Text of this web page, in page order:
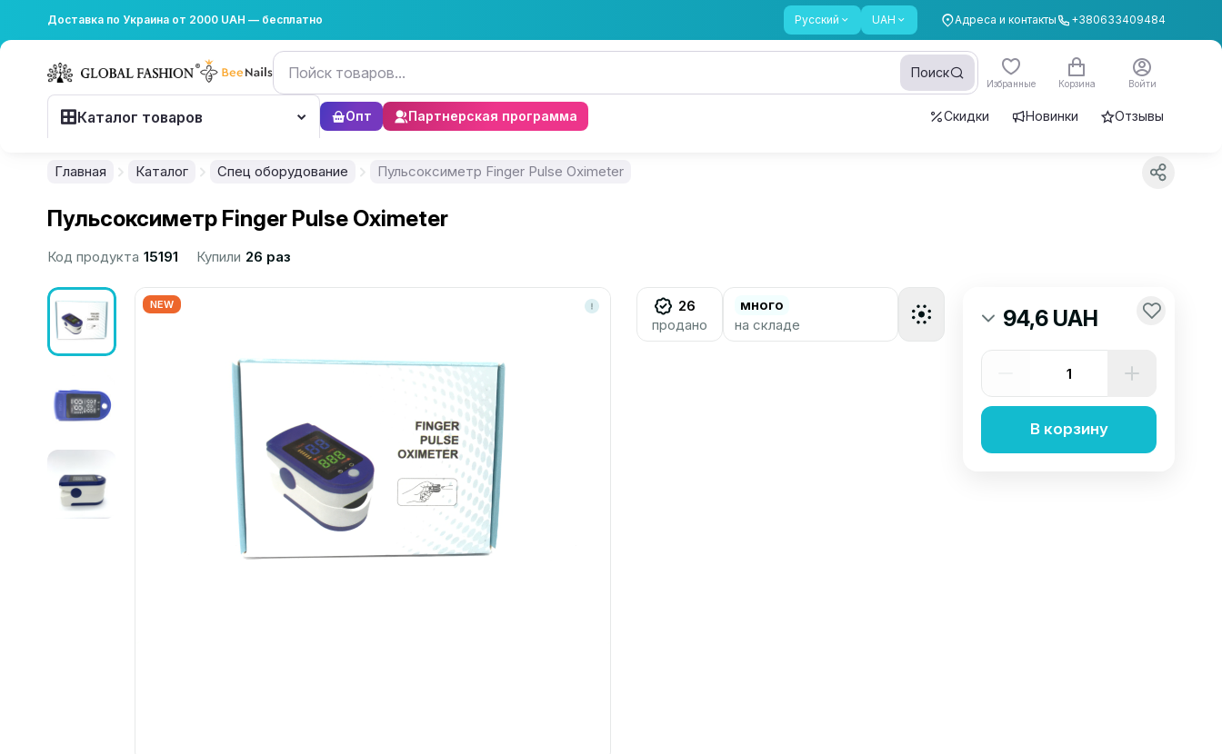
Доставка по Украина от 2000 UAH — бесплатно Русский UAH Адреса и контакты +380633409484
Поиск
Избранные Корзина Войти
Каталог товаров Опт Партнерская программа Скидки Новинки Отзывы
Главная Каталог Спец оборудование Пульсоксиметр Finger Pulse Oximeter
Пульсоксиметр Finger Pulse Oximeter
Код продукта 15191 Купили 26 раз
NEW
26
продано
много
на складе
94,6 UAH
В корзину